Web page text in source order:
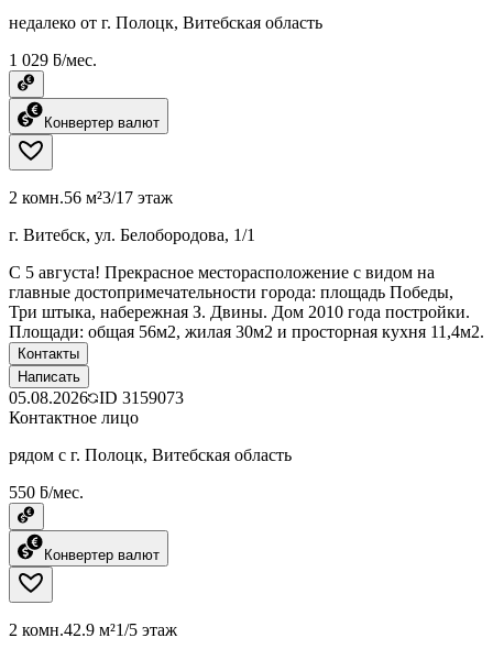
недалеко от г. Полоцк, Витебская область
1 029 ƃ/мес.
Конвертер валют
2 комн.56 м²3/17 этаж
г. Витебск, ул. Белобородова, 1/1
C 5 августа! Прекрасное месторасположение с видом на
главные достопримечательности города: площадь Победы,
Три штыка, набережная З. Двины. Дом 2010 года постройки.
Площади: общая 56м2, жилая 30м2 и просторная кухня 11,4м2.
Контакты
Написать
05.08.2026 ID 3159073
Контактное лицо
рядом с г. Полоцк, Витебская область
550 ƃ/мес.
Конвертер валют
2 комн.42.9 м²1/5 этаж